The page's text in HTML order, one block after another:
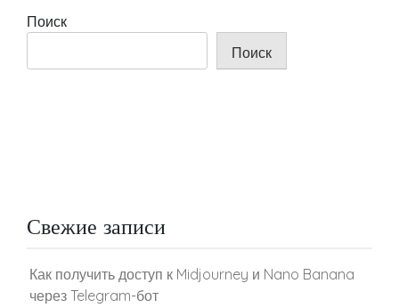
Поиск
Поиск
Свежие записи
Как получить доступ к Midjourney и Nano Banana
через Telegram-бот